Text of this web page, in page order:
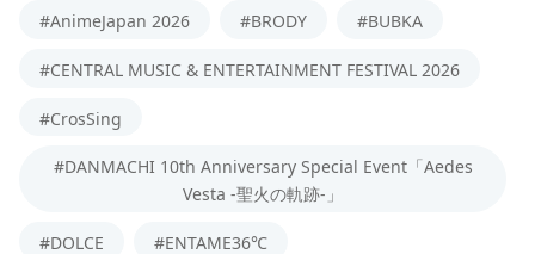
#AnimeJapan 2026 #BRODY #BUBKA
#CENTRAL MUSIC & ENTERTAINMENT FESTIVAL 2026
#CrosSing
#DANMACHI 10th Anniversary Special Event「Aedes
Vesta -聖火の軌跡-」
#DOLCE #ENTAME36℃